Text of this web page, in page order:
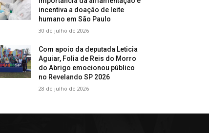
incentiva a doação de leite
humano em São Paulo
30 de julho de 2026
Com apoio da deputada Leticia
Aguiar, Folia de Reis do Morro
do Abrigo emocionou público
no Revelando SP 2026
28 de julho de 2026